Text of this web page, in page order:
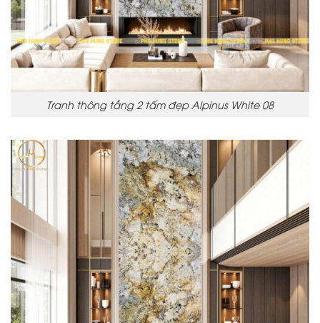
Tranh thông tầng 2 tấm đẹp Alpinus White 08